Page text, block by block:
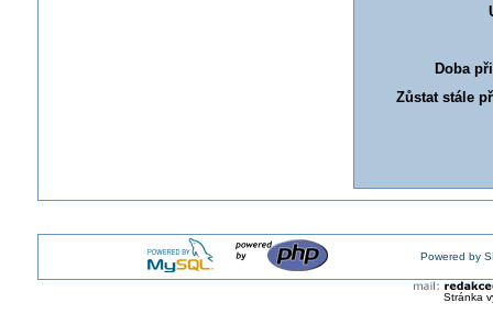
Doba
Zůstat stále
Powered by
Stránka